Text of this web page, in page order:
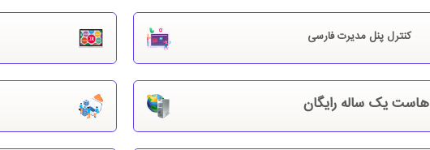
کنترل پنل مدیرت فارسی
هاست یک ساله رایگان